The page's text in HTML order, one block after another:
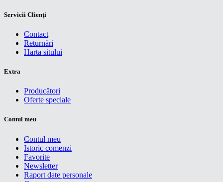
Servicii Clienţi
Contact
Returnări
Harta sitului
Extra
Producători
Oferte speciale
Contul meu
Contul meu
Istoric comenzi
Favorite
Newsletter
Raport date personale